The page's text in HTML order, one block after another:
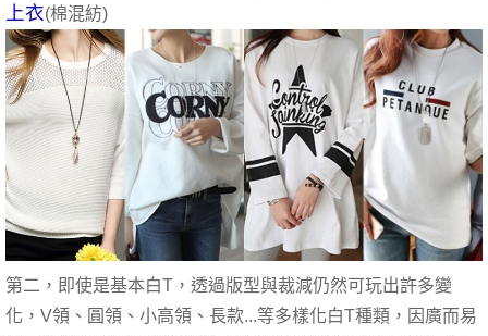
上衣(棉混紡)
第二，即使是基本白T，透過版型與裁減仍然可玩出許多變
化，V領、圓領、小高領、長款...等多樣化白T種類，因廣而易